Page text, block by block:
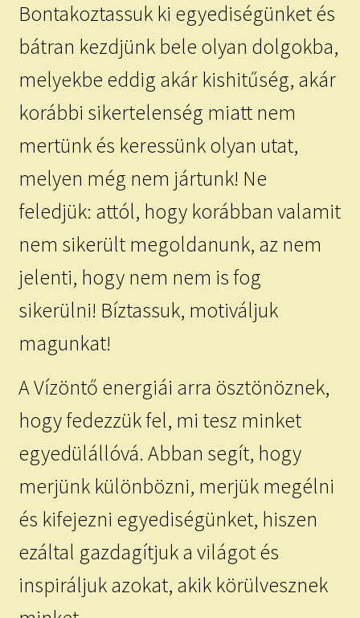
Bontakoztassuk ki egyediségünket és
bátran kezdjünk bele olyan dolgokba,
melyekbe eddig akár kishitűség, akár
korábbi sikertelenség miatt nem
mertünk és keressünk olyan utat,
melyen még nem jártunk! Ne
feledjük: attól, hogy korábban valamit
nem sikerült megoldanunk, az nem
jelenti, hogy nem nem is fog
sikerülni! Bíztassuk, motiváljuk
magunkat!
A Vízöntő energiái arra ösztönöznek,
hogy fedezzük fel, mi tesz minket
egyedülállóvá. Abban segít, hogy
merjünk különbözni, merjük megélni
és kifejezni egyediségünket, hiszen
ezáltal gazdagítjuk a világot és
inspiráljuk azokat, akik körülvesznek